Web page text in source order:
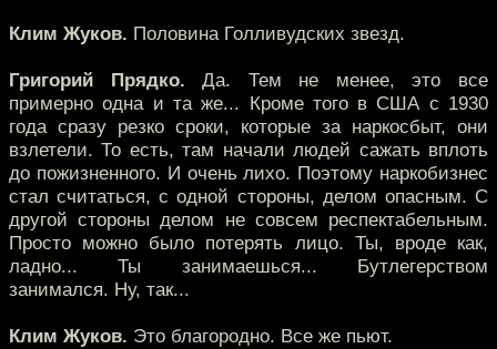
Клим Жуков. Половина Голливудских звезд.
Григорий Прядко. Да. Тем не менее, это все
примерно одна и та же... Кроме того в США с 1930
года сразу резко сроки, которые за наркосбыт, они
взлетели. То есть, там начали людей сажать вплоть
до пожизненного. И очень лихо. Поэтому наркобизнес
стал считаться, с одной стороны, делом опасным. С
другой стороны делом не совсем респектабельным.
Просто можно было потерять лицо. Ты, вроде как,
ладно... Ты занимаешься... Бутлегерством
занимался. Ну, так...
Клим Жуков. Это благородно. Все же пьют.